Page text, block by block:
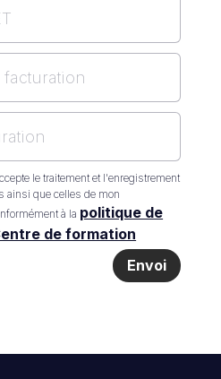
le traitement et l'enregistrement
ainsi que celles de mon
à la politique de
de formation
Envoi